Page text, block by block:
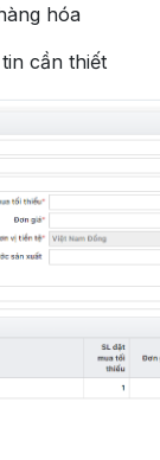
hóa
cần thiết